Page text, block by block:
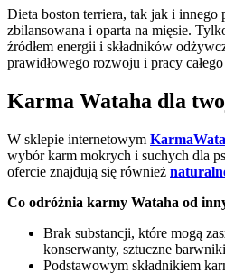
Dieta boston terriera, tak jak i innego
zbilansowana i oparta na mięsie.
źródłem energii i składników
prawidłowego rozwoju i pracy
Karma Wataha dla
W sklepie internetowym
wybór karm mokrych i suchych dla
ofercie znajdują się również
Co odróżnia karmy Wataha od
Brak substancji, które mogą
konserwanty, sztuczne barwniki
Podstawowym składnikiem